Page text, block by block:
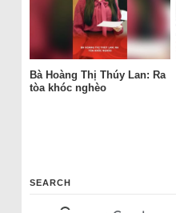
Bà Hoàng Thị Thúy Lan: Ra
tòa khóc nghèo
SEARCH